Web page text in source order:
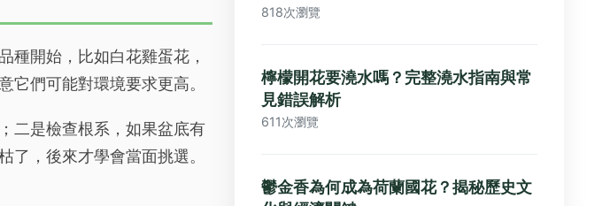
種開始，比如白花雞蛋花，
們可能對環境要求更高。
二是檢查根系，如果盆底有
，後來才學會當面挑選。
818次瀏覽
檸檬開花要澆水嗎？完整澆水指南與常
見錯誤解析
611次瀏覽
鬱金香為何成為荷蘭國花？揭秘歷史文